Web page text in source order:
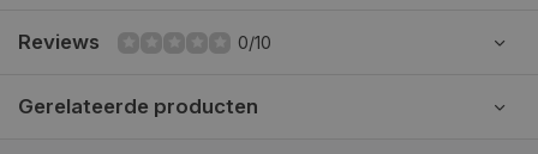
Reviews 0/10
Gerelateerde producten